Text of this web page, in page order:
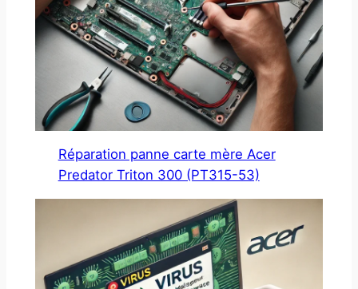
Réparation panne carte mère Acer
Predator Triton 300 (PT315-53)